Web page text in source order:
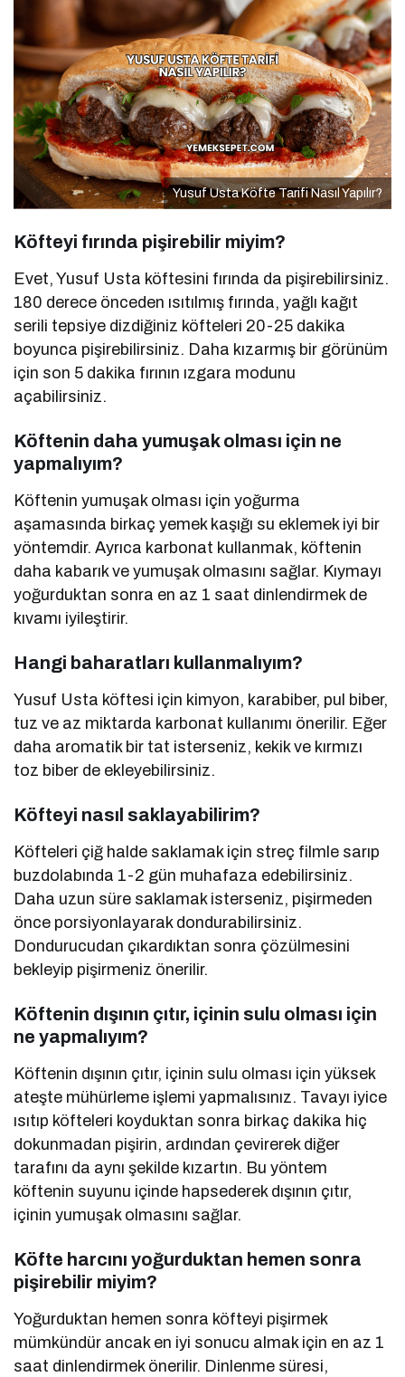
Yusuf Usta Köfte Tarifi Nasıl Yapılır?
Köfteyi fırında pişirebilir miyim?
Evet, Yusuf Usta köftesini fırında da pişirebilirsiniz.
180 derece önceden ısıtılmış fırında, yağlı kağıt
serili tepsiye dizdiğiniz köfteleri 20-25 dakika
boyunca pişirebilirsiniz. Daha kızarmış bir görünüm
için son 5 dakika fırının ızgara modunu
açabilirsiniz.
Köftenin daha yumuşak olması için ne
yapmalıyım?
Köftenin yumuşak olması için yoğurma
aşamasında birkaç yemek kaşığı su eklemek iyi bir
yöntemdir. Ayrıca karbonat kullanmak, köftenin
daha kabarık ve yumuşak olmasını sağlar. Kıymayı
yoğurduktan sonra en az 1 saat dinlendirmek de
kıvamı iyileştirir.
Hangi baharatları kullanmalıyım?
Yusuf Usta köftesi için kimyon, karabiber, pul biber,
tuz ve az miktarda karbonat kullanımı önerilir. Eğer
daha aromatik bir tat isterseniz, kekik ve kırmızı
toz biber de ekleyebilirsiniz.
Köfteyi nasıl saklayabilirim?
Köfteleri çiğ halde saklamak için streç filmle sarıp
buzdolabında 1-2 gün muhafaza edebilirsiniz.
Daha uzun süre saklamak isterseniz, pişirmeden
önce porsiyonlayarak dondurabilirsiniz.
Dondurucudan çıkardıktan sonra çözülmesini
bekleyip pişirmeniz önerilir.
Köftenin dışının çıtır, içinin sulu olması için
ne yapmalıyım?
Köftenin dışının çıtır, içinin sulu olması için yüksek
ateşte mühürleme işlemi yapmalısınız. Tavayı iyice
ısıtıp köfteleri koyduktan sonra birkaç dakika hiç
dokunmadan pişirin, ardından çevirerek diğer
tarafını da aynı şekilde kızartın. Bu yöntem
köftenin suyunu içinde hapsederek dışının çıtır,
içinin yumuşak olmasını sağlar.
Köfte harcını yoğurduktan hemen sonra
pişirebilir miyim?
Yoğurduktan hemen sonra köfteyi pişirmek
mümkündür ancak en iyi sonucu almak için en az 1
saat dinlendirmek önerilir. Dinlenme süresi,